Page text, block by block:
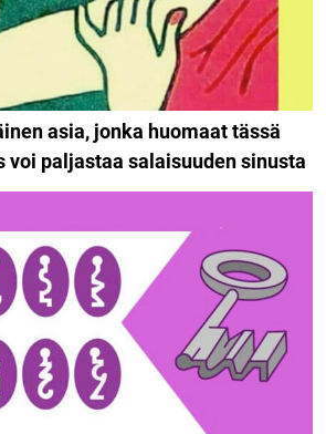
asia, jonka huomaat tässä
voi paljastaa salaisuuden sinusta